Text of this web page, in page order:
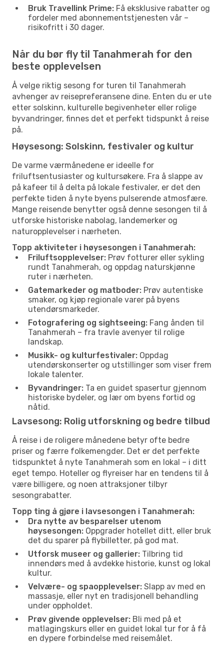
Bruk Travellink Prime: Få eksklusive rabatter og
fordeler med abonnementstjenesten vår –
risikofritt i 30 dager.
Når du bør fly til Tanahmerah for den
beste opplevelsen
Å velge riktig sesong for turen til Tanahmerah
avhenger av reisepreferansene dine. Enten du er ute
etter solskinn, kulturelle begivenheter eller rolige
byvandringer, finnes det et perfekt tidspunkt å reise
på.
Høysesong: Solskinn, festivaler og kultur
De varme værmånedene er ideelle for
friluftsentusiaster og kultursøkere. Fra å slappe av
på kafeer til å delta på lokale festivaler, er det den
perfekte tiden å nyte byens pulserende atmosfære.
Mange reisende benytter også denne sesongen til å
utforske historiske nabolag, landemerker og
naturopplevelser i nærheten.
Topp aktiviteter i høysesongen i Tanahmerah:
Friluftsopplevelser: Prøv fotturer eller sykling
rundt Tanahmerah, og oppdag naturskjønne
ruter i nærheten.
Gatemarkeder og matboder: Prøv autentiske
smaker, og kjøp regionale varer på byens
utendørsmarkeder.
Fotografering og sightseeing: Fang ånden til
Tanahmerah – fra travle avenyer til rolige
landskap.
Musikk- og kulturfestivaler: Oppdag
utendørskonserter og utstillinger som viser frem
lokale talenter.
Byvandringer: Ta en guidet spasertur gjennom
historiske bydeler, og lær om byens fortid og
nåtid.
Lavsesong: Rolig utforskning og bedre tilbud
Å reise i de roligere månedene betyr ofte bedre
priser og færre folkemengder. Det er det perfekte
tidspunktet å nyte Tanahmerah som en lokal – i ditt
eget tempo. Hoteller og flyreiser har en tendens til å
være billigere, og noen attraksjoner tilbyr
sesongrabatter.
Topp ting å gjøre i lavsesongen i Tanahmerah:
Dra nytte av besparelser utenom
høysesongen: Oppgrader hotellet ditt, eller bruk
det du sparer på flybilletter, på god mat.
Utforsk museer og gallerier: Tilbring tid
innendørs med å avdekke historie, kunst og lokal
kultur.
Velvære- og spaopplevelser: Slapp av med en
massasje, eller nyt en tradisjonell behandling
under oppholdet.
Prøv givende opplevelser: Bli med på et
matlagingskurs eller en guidet lokal tur for å få
en dypere forbindelse med reisemålet.